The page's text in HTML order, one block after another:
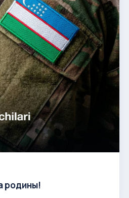
родины!